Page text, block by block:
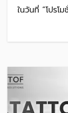
ในวันที่ “โปรโม